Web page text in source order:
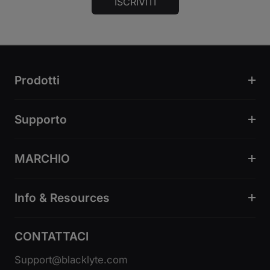
Prodotti
Supporto
MARCHIO
Info & Resources
CONTATTACI
Support@blacklyte.com